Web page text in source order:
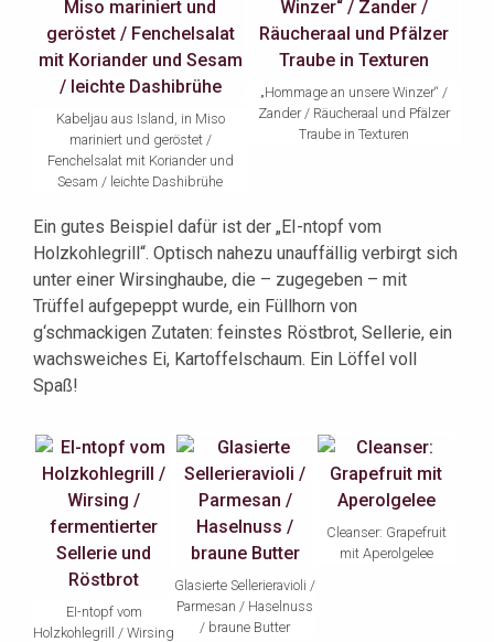
Kabeljau aus Island, in Miso
mariniert und geröstet /
Fenchelsalat mit Koriander und
Sesam / leichte Dashibrühe
„Hommage an unsere Winzer“ /
Zander / Räucheraal und Pfälzer
Traube in Texturen
Ein gutes Beispiel dafür ist der „EI-ntopf vom
Holzkohlegrill“. Optisch nahezu unauffällig verbirgt sich
unter einer Wirsinghaube, die – zugegeben – mit
Trüffel aufgepeppt wurde, ein Füllhorn von
g‘schmackigen Zutaten: feinstes Röstbrot, Sellerie, ein
wachsweiches Ei, Kartoffelschaum. Ein Löffel voll
Spaß!
EI-ntopf vom
Holzkohlegrill / Wirsing
Glasierte Sellerieravioli /
Parmesan / Haselnuss
/ braune Butter
Cleanser: Grapefruit
mit Aperolgelee